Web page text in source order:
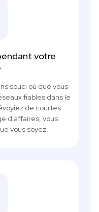
votre
souci où que vous
fiables dans le
de courtes
d'affaires, vous
vous soyez.